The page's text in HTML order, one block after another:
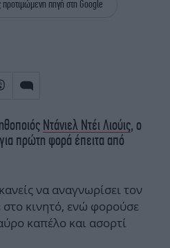
ΖΩΔΙΑ
πηγή στη Google
Ντάνιελ Ντέι Λιούις, ο
πρώτη φορά έπειτα από
να αναγνωρίσει τον
κινητό, ενώ φορούσε
καπέλο και ασορτί